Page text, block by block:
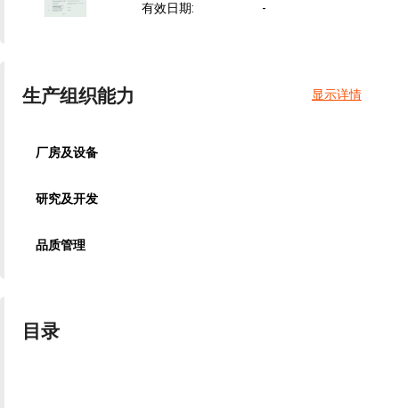
有效日期: -
生产组织能力 显示详情
厂房及设备
研究及开发
品质管理
目录